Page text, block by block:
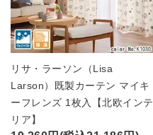
リサ・ラーソン（Lisa
Larson）既製カーテン マイキ
ーフレンズ 1枚入【北欧インテ
リア】